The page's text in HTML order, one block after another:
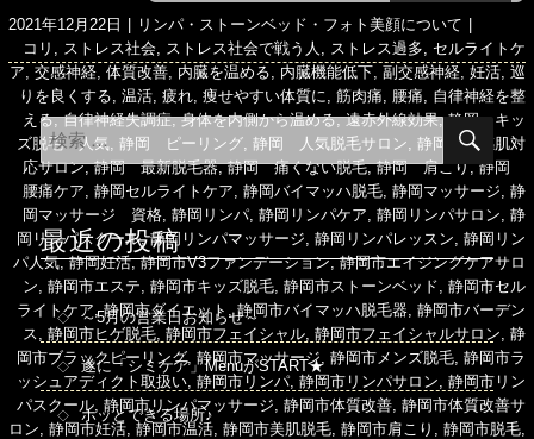
投
日:
2021年12月22日
カ
テ
ゴ
リ
ー
リンパ・ストーンベッド・フォト美顔について
タ
グ
コリ ストレス社会 ストレス社会で戦う人 ストレス過多
セルライトケ
ア ,交感神経 ,体質改善 内臓を温める 内臓機能低下 ,副交感神経 ,妊活 ,巡
りを良くする ,温活 ,疲れ ,痩せやすい体質に ,筋肉痛 腰痛
自律神経を整
える,自律神経失調症,身体を内側から温める,遠赤外線効果,静岡 キッ
ズ脱毛 人気 ,静岡 ピーリング ,静岡 人気脱毛サロン ,静岡 敏感肌対
応サロン,静岡 最新脱毛器,静岡 痛くない脱毛,静岡 肩こり,静岡
腰痛ケア ,静岡セルライトケア ,静岡バイマッハ脱毛 ,静岡マッサージ ,静
岡マッサージ 資格 ,静岡リンパ ,静岡リンパケア ,静岡リンパサロン ,静
岡リンパスクール,静岡リンパマッサージ ,静岡リンパレッスン ,静岡リン
パ人気,静岡妊活,静岡市V3ファンデーション,静岡市エイジングケアサロ
ン ,静岡市エステ ,静岡市キッズ脱毛 ,静岡市ストーンベッド ,静岡市セル
ライトケア ,静岡市ダイエット ,静岡市バイマッハ脱毛器 ,静岡市バーデン
ス
,静岡市ヒゲ脱毛 ,静岡市フェイシャル ,静岡市フェイシャルサロン ,静
岡市ブラックピーリング,静岡市マッサージ ,静岡市メンズ脱毛 ,静岡市ラ
ッシュアディクト取扱い ,静岡市リンパ ,静岡市リンパサロン ,静岡市リン
パスクール ,静岡市リンパマッサージ ,静岡市体質改善 ,静岡市体質改善サ
ロン ,静岡市妊活 ,静岡市温活 ,静岡市美肌脱毛 ,静岡市肩こり ,静岡市脱毛
検
索
対
象:
検
索
最近の投稿
～5月の営業日お知らせ～
遂に「シミケア」MenuがSTART★
ホッとできる場所♪